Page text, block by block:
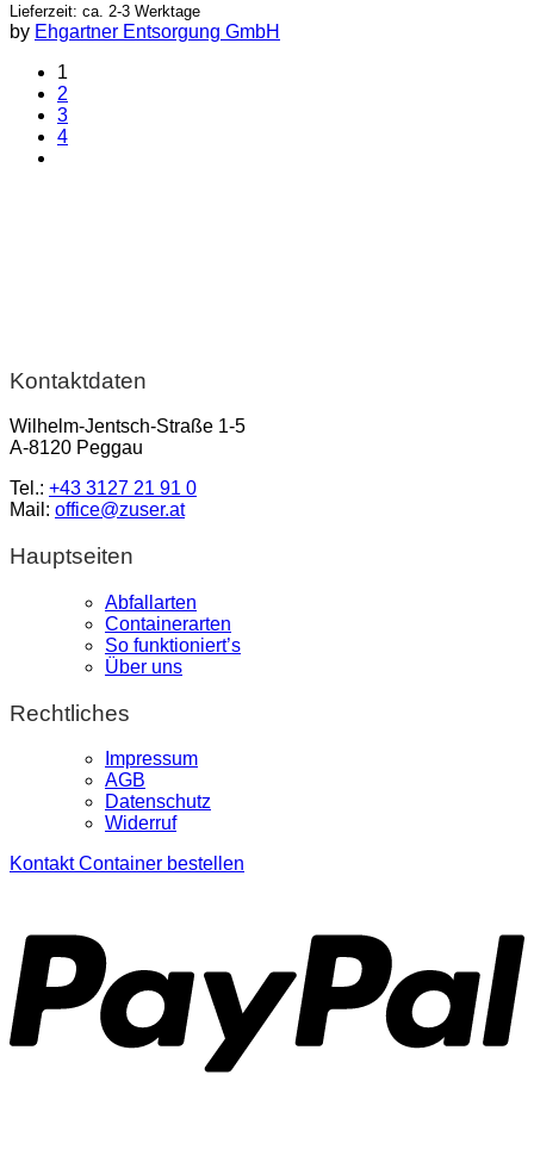
Lieferzeit: ca. 2-3 Werktage
by Ehgartner Entsorgung GmbH
1
2
3
4
Kontaktdaten
Wilhelm-Jentsch-Straße 1-5
A-8120 Peggau
Tel.: +43 3127 21 91 0
Mail: office@zuser.at
Hauptseiten
Abfallarten
Containerarten
So funktioniert’s
Über uns
Rechtliches
Impressum
AGB
Datenschutz
Widerruf
Kontakt Container bestellen